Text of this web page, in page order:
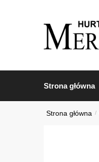
Strona główna
Strona główna /